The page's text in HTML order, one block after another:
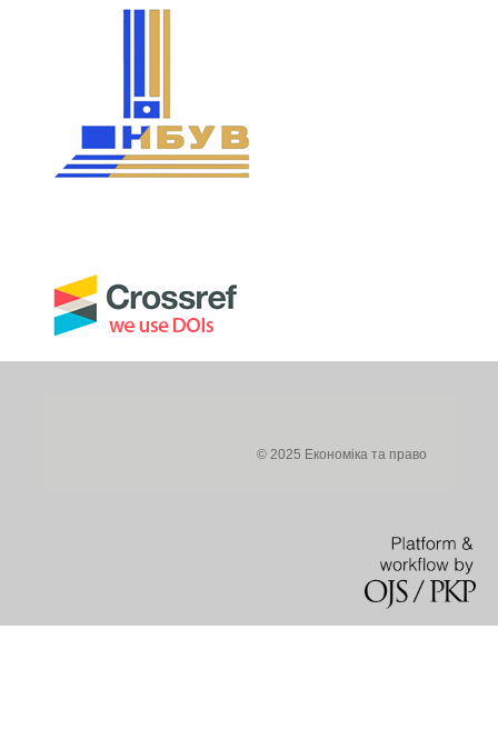
© 2025 Економіка та право